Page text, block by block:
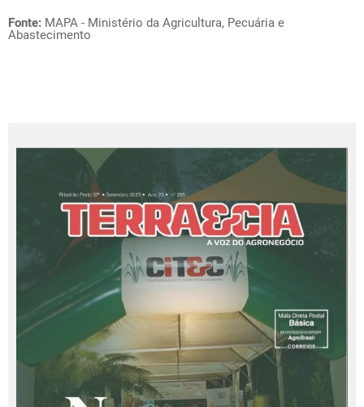
Fonte: MAPA - Ministério da Agricultura, Pecuária e
Abastecimento